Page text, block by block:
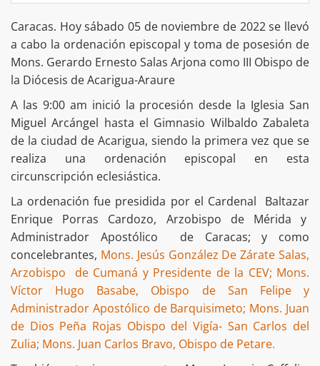
Caracas. Hoy sábado 05 de noviembre de 2022 se llevó
a cabo la ordenación episcopal y toma de posesión de
Mons. Gerardo Ernesto Salas Arjona como III Obispo de
la Diócesis de Acarigua-Araure
A las 9:00 am inició la procesión desde la Iglesia San
Miguel Arcángel hasta el Gimnasio Wilbaldo Zabaleta
de la ciudad de Acarigua, siendo la primera vez que se
realiza una ordenación episcopal en esta
circunscripción eclesiástica.
La ordenación fue presidida por el Cardenal Baltazar
Enrique Porras Cardozo, Arzobispo de Mérida y
Administrador Apostólico de Caracas; y como
concelebrantes, Mons. Jesús González De Zárate Salas,
Arzobispo de Cumaná y Presidente de la CEV; Mons.
Víctor Hugo Basabe, Obispo de San Felipe y
Administrador Apostólico de Barquisimeto; Mons. Juan
de Dios Peña Rojas Obispo del Vigía- San Carlos del
Zulia; Mons. Juan Carlos Bravo, Obispo de Petare.